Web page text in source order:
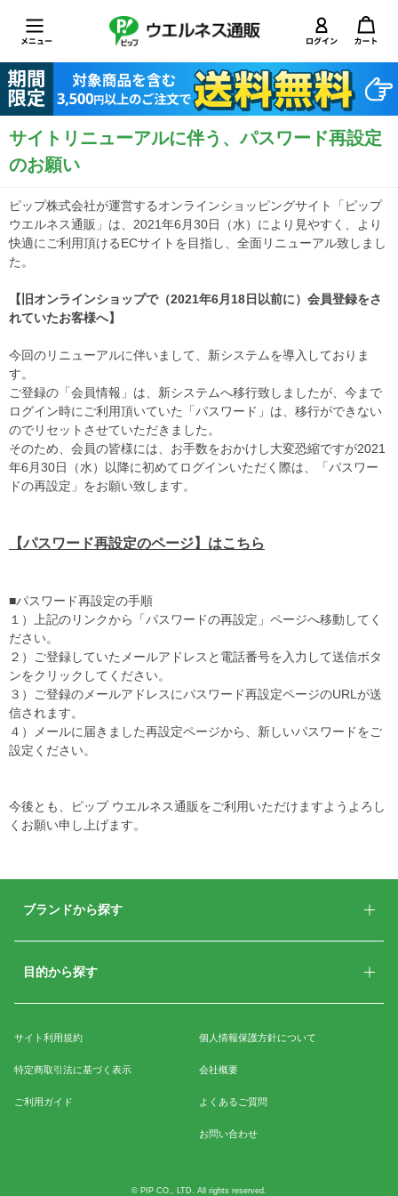
サイトリニューアルに伴う、パスワード再設定
のお願い
ピップ株式会社が運営するオンラインショッピングサイト「ピップ
ウエルネス通販」は、2021年6月30日（水）により見やすく、より
快適にご利用頂けるECサイトを目指し、全面リニューアル致しまし
た。
【旧オンラインショップで（2021年6月18日以前に）会員登録をさ
れていたお客様へ】
今回のリニューアルに伴いまして、新システムを導入しておりま
す。
ご登録の「会員情報」は、新システムへ移行致しましたが、今まで
ログイン時にご利用頂いていた「パスワード」は、移行ができない
のでリセットさせていただきました。
そのため、会員の皆様には、お手数をおかけし大変恐縮ですが2021
年6月30日（水）以降に初めてログインいただく際は、「パスワー
ドの再設定」をお願い致します。
【パスワード再設定のページ】はこちら
■パスワード再設定の手順
１）上記のリンクから「パスワードの再設定」ページへ移動してく
ださい。
２）ご登録していたメールアドレスと電話番号を入力して送信ボタ
ンをクリックしてください。
３）ご登録のメールアドレスにパスワード再設定ページのURLが送
信されます。
４）メールに届きました再設定ページから、新しいパスワードをご
設定ください。
今後とも、ピップ ウエルネス通販をご利用いただけますようよろし
くお願い申し上げます。
ブランドから探す
目的から探す
サイト利用規約
特定商取引法に基づく表示
ご利用ガイド
個人情報保護方針について
会社概要
よくあるご質問
お問い合わせ
© PIP CO., LTD. All rights reserved.